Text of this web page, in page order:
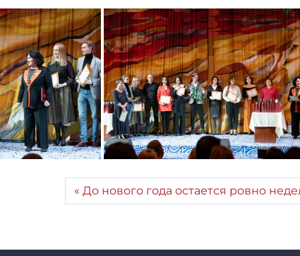
До нового года остается ровно